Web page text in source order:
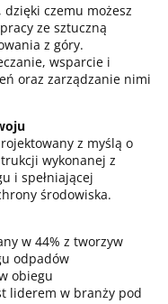
dzięki czemu możesz
ze sztuczną
z góry.
wsparcie i
oraz zarządzanie nimi
z myślą o
wykonanej z
i spełniającej
środowiska.
w 44% z tworzyw
odpadów
obiegu
liderem w branży pod